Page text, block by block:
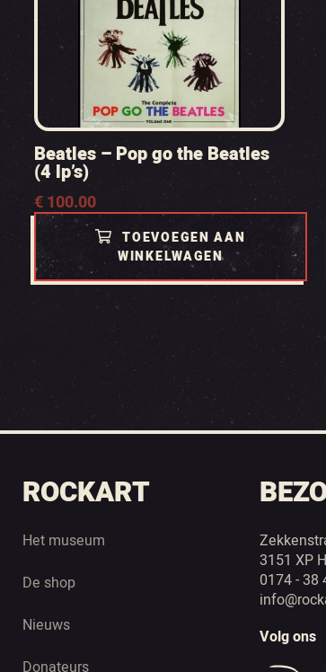
Beatles – Pop go the Beatles
(4 lp’s)
€100.00
TOEVOEGEN AAN
WINKELWAGEN
ROCKART
Het museum
De shop
Nieuws
Donateurs
3151 XP
0174 - 38
Volg ons